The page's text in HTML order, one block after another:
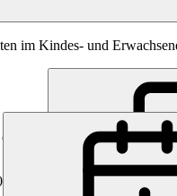
im Kindes- und